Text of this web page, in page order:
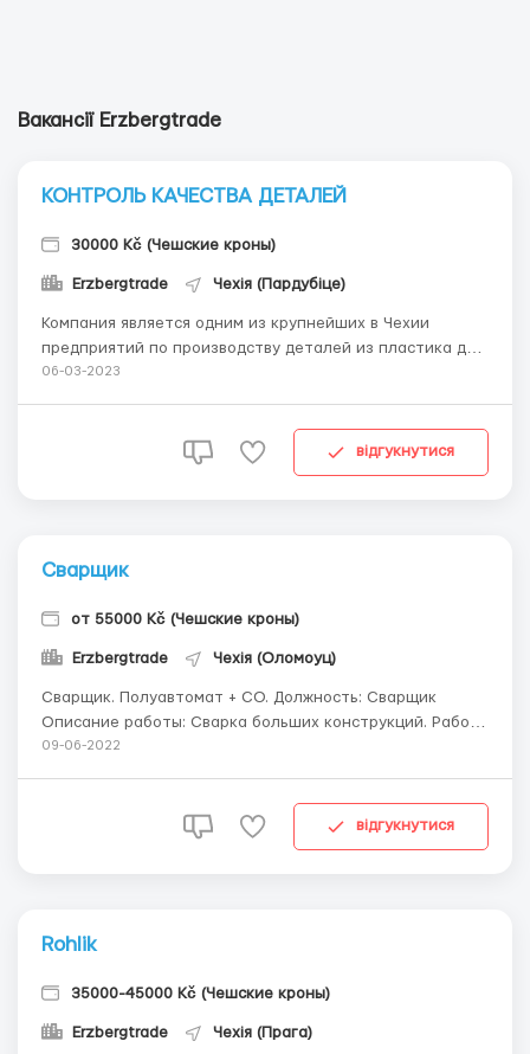
Вакансії Erzbergtrade
КОНТРОЛЬ КАЧЕСТВА ДЕТАЛЕЙ
30000 Kč (Чешские кроны)
Erzbergtrade Чехія (Пардубіце)
Компания является одним из крупнейших в Чехии
предприятий по производству деталей из пластика для
автомобильной промышленности. Основную продукцию
Оператор контроля качества. Упаковщик. Оп...
06-03-2023
відгукнутися
Сварщик
от 55000 Kč (Чешские кроны)
Erzbergtrade Чехія (Оломоуц)
Сварщик. Полуавтомат + СО. Должность: Сварщик
Описание работы: Сварка больших конструкций. Работа
проводится согласно чертежей и инструкций, с
Мужчины до 50 лет с ...
09-06-2022
відгукнутися
Rohlik
35000-45000 Kč (Чешские кроны)
Erzbergtrade Чехія (Прага)